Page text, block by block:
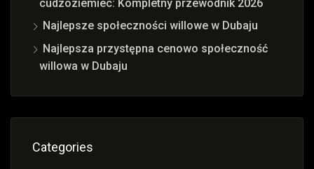
cudzoziemiec: Kompletny przewodnik 2026
Najlepsze społeczności willowe w Dubaju
Najlepsza przystępna cenowo społeczność
willowa w Dubaju
Categories